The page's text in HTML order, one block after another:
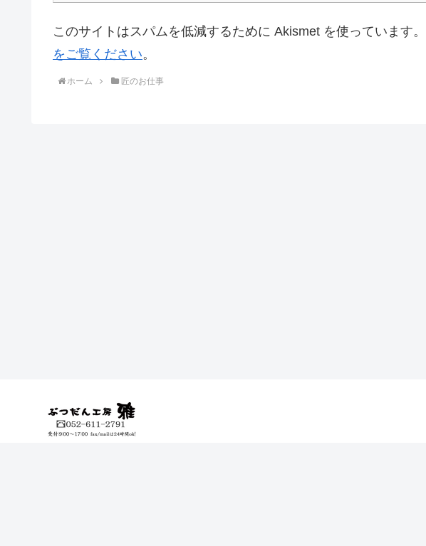
このサイトはスパムを低減するために Akismet を使っています。
をご覧ください。
ホーム 匠のお仕事